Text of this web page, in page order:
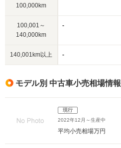
100,000km
100,001～
140,000km
-
140,001km以上 -
モデル別 中古車小売相場情報
現行
2022年12月～生産中
平均小売相場万円